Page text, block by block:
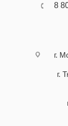
8
г.
г.